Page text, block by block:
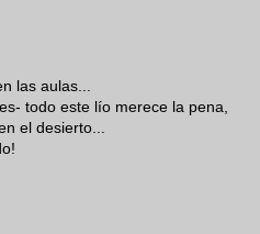
las aulas...
todo este lío merece la pena,
el desierto...